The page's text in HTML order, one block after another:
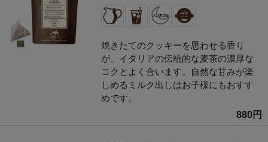
焼きたてのクッキーを思わせる香り
が、イタリアの伝統的な麦茶の濃厚な
コクとよく合います。自然な甘みが楽
しめるミルク出しはお子様にもおすす
めです。
880円